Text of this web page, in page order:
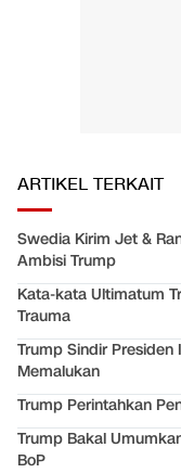
ARTIKEL TERKAIT
Swedia Kirim Jet &
Ambisi Trump
Kata-kata Ultimatum
Trauma
Trump Sindir Presiden
Memalukan
Trump Perintahkan
Trump Bakal
BoP